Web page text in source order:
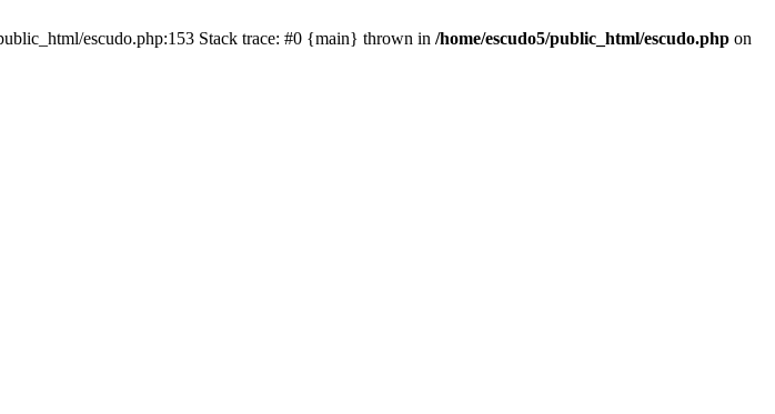
escudo.php:153 Stack trace: #0 {main} thrown in /home/escudo5/public_html/escudo.php on